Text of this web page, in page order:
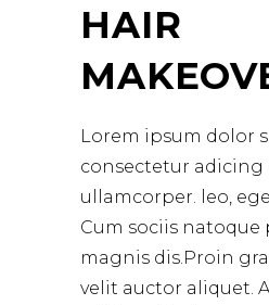
HAIR
Lorem ipsum dolor
consectetur adicing
ullamcorper. leo,
Cum sociis natoque
magnis dis.Proin
velit auctor aliquet.